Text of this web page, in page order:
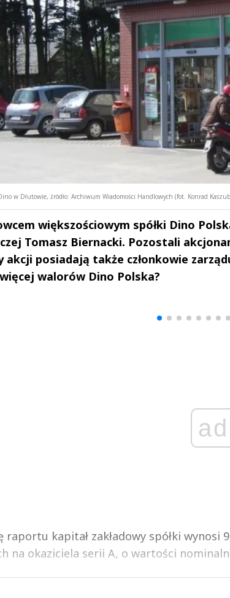
w Dłutowie, źródło: Archiwum Wiadomości Handlowych (fot. Konrad
większościowym spółki Dino
Tomasz Biernacki. Pozostali
akcji posiadają także członkowie
walorów Dino Polska?
ad
raportu kapitał zakładowy spółki wynosi
na okaziciela serii A, o wartości
i Marta
Marta i Andrzej